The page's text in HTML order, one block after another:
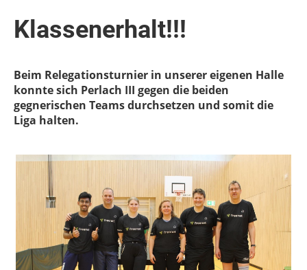
Klassenerhalt!!!
Beim Relegationsturnier in unserer eigenen Halle
konnte sich Perlach III gegen die beiden
gegnerischen Teams durchsetzen und somit die
Liga halten.